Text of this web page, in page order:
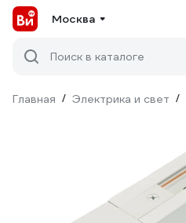
Москва
Поиск в каталоге
Главная / Электрика и свет /